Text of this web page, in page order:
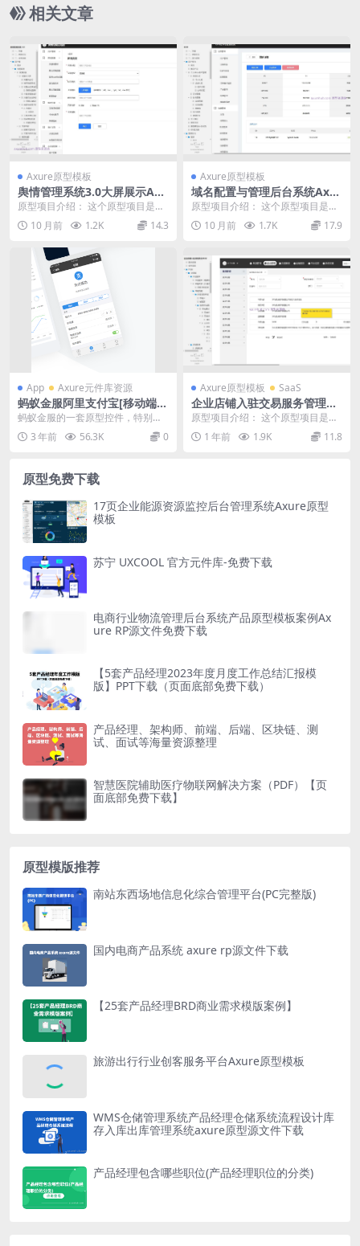
相关文章
Axure原型模板
舆情管理系统3.0大屏展示Axu
re原型模板
原型项目介绍： 这个原型项目是一
个舆情管理系统3.0，旨在帮助用户
监控和管理网络...
10 月前 1.2K 14.3
Axure原型模板
域名配置与管理后台系统Axur
e原型模板
原型项目介绍： 这个原型项目是一
个综合性的域名配置和管理平台，
旨在为用户提供一个...
10 月前 1.7K 17.9
App Axure元件库资源
蚂蚁金服阿里支付宝[移动端]A
xure 组件库下载
蚂蚁金服的一套原型控件，特别好
用，好用到不用怎么用脑就可以做
出原型，按照自己的业...
3 年前 56.3K 0
Axure原型模板 SaaS
企业店铺入驻交易服务管理系
统Axure原型模板
原型项目介绍： 这个原型项目是一
个企业店铺入驻流程优化的系统，
旨在简化和优化企业...
1 年前 1.9K 11.8
原型免费下载
17页企业能源资源监控后台管理系统Axure原型
模板
苏宁 UXCOOL 官方元件库-免费下载
电商行业物流管理后台系统产品原型模板案例Ax
ure RP源文件免费下载
【5套产品经理2023年度月度工作总结汇报模
版】PPT下载（页面底部免费下载）
产品经理、架构师、前端、后端、区块链、测
试、面试等海量资源整理
智慧医院辅助医疗物联网解决方案（PDF）【页
面底部免费下载】
原型模版推荐
南站东西场地信息化综合管理平台(PC完整版)
国内电商产品系统 axure rp源文件下载
【25套产品经理BRD商业需求模版案例】
旅游出行行业创客服务平台Axure原型模板
WMS仓储管理系统产品经理仓储系统流程设计库
存入库出库管理系统axure原型源文件下载
产品经理包含哪些职位(产品经理职位的分类)